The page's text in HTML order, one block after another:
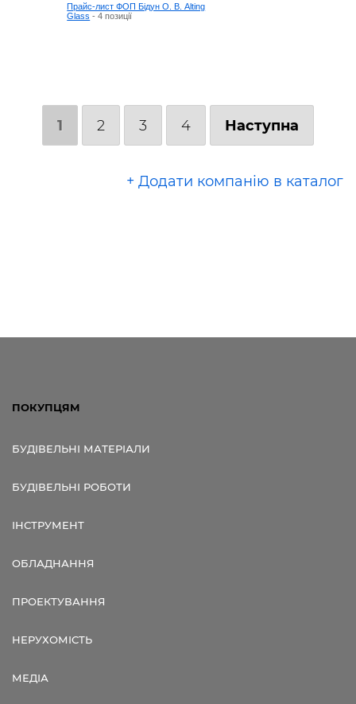
Прайс-лист ФОП Бідун О. В. Alting
Glass - 4 позиції
1 2 3 4 Наступна
+ Додати компанію в каталог
ПОКУПЦЯМ
БУДІВЕЛЬНІ МАТЕРІАЛИ
БУДІВЕЛЬНІ РОБОТИ
ІНСТРУМЕНТ
ОБЛАДНАННЯ
ПРОЕКТУВАННЯ
НЕРУХОМІСТЬ
МЕДІА